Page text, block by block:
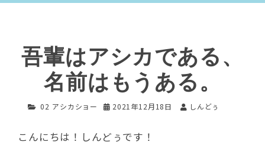
吾輩はアシカである、
名前はもうある。
02 アシカショー 2021年12月18日 しんどぅ
こんにちは！しんどぅです！